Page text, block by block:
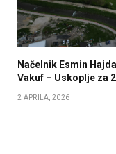
Načelnik Esmin
Vakuf – Uskoplje za
2 APRILA, 2026